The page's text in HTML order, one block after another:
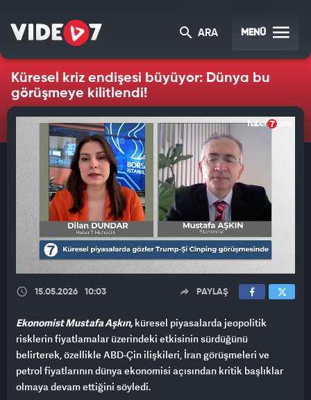
ARA MENÜ
Küresel kriz endişesi büyüyor: Dünya bu
görüşmeye kilitlendi!
15.05.2026 10:03 PAYLAŞ
Ekonomist Mustafa Aşkın,küresel piyasalarda jeopolitik
risklerin fiyatlamalar üzerindeki etkisinin sürdüğünü
belirterek, özellikle ABD-Çin ilişkileri, İran görüşmeleri ve
petrol fiyatlarının dünya ekonomisi açısından kritik başlıklar
olmaya devam ettiğini söyledi.